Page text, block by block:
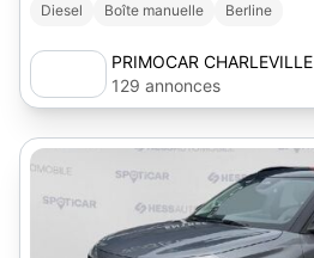
Diesel
Boîte manuelle Berline
PRIMOCAR CHARLEVILLE
129 annonces